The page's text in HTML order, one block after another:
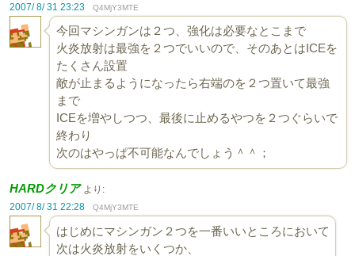
2007/ 8/ 31 23:23
Q4MjY3MTE
今回マシンガンは２つ、強化は必要なとこまで
火炎放射は最強を２つでいいので、そのあとはICEを
たくさん設置
敵が止まるようになったら右端のを２つ置いて最強
まで
ICEを増やしつつ、最後に止めるやつを２つぐらいで
終わり
次のはやっぱ不可能なんでしょう＾＾；
HARDクリア より:
2007/ 8/ 31 22:28
Q4MjY3MTE
はじめにマシンガン２つを一番いいところにおいて
次は火炎放射をいくつか、